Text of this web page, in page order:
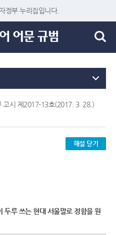
정부 누리집입니다.
고시 제2017-13호(2017. 3. 28.)
해설 닫기
두루 쓰는 현대 서울말로 정함을 원